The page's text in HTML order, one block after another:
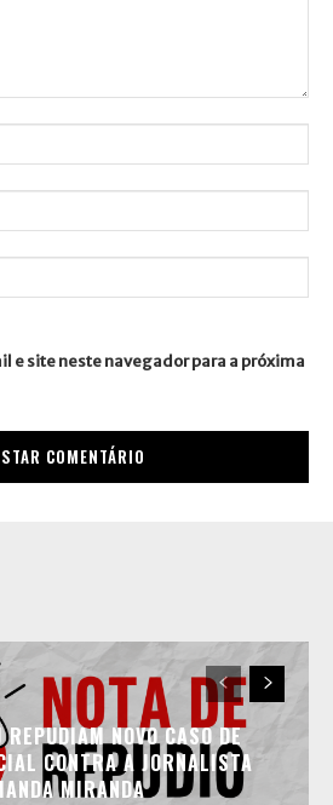
e site neste navegador para a próxima
REPUDIAM NOVO CASO DE
CONTRA A JORNALISTA
MIRANDA